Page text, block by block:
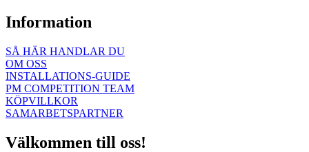
Information
SÅ HÄR HANDLAR DU
OM OSS
INSTALLATIONS-GUIDE
PM COMPETITION TEAM
KÖPVILLKOR
SAMARBETSPARTNER
Välkommen till oss!